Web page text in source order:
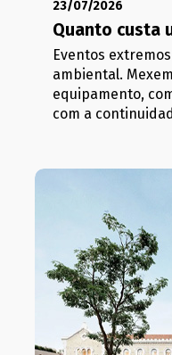
23/07/2026
Quanto custa
Eventos
ambiental.
equipamento,
com a